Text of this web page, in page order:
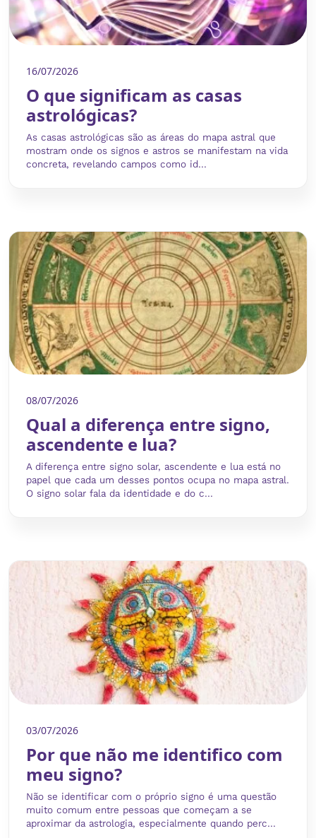
16/07/2026
O que significam as casas
astrológicas?
As casas astrológicas são as áreas do mapa astral que
mostram onde os signos e astros se manifestam na vida
concreta, revelando campos como id...
08/07/2026
Qual a diferença entre signo,
ascendente e lua?
A diferença entre signo solar, ascendente e lua está no
papel que cada um desses pontos ocupa no mapa astral.
O signo solar fala da identidade e do c...
03/07/2026
Por que não me identifico com
meu signo?
Não se identificar com o próprio signo é uma questão
muito comum entre pessoas que começam a se
aproximar da astrologia, especialmente quando perc...